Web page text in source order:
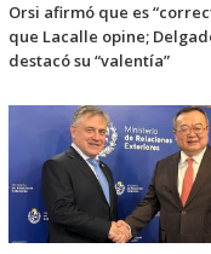
Orsi afirmó que es
que Lacalle opine;
destacó su “valentía”